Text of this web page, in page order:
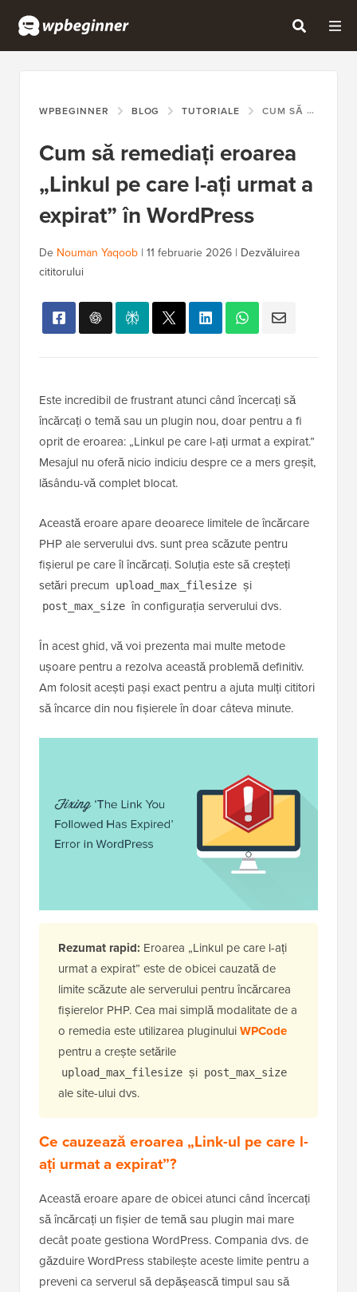
WPBEGINNER BLOG TUTORIALE CUM SĂ REMEDIAȚI EROAREA „LINKUL PE CARE L-AȚI URMAT A EXPIRAT” ÎN WORDPRESS
Cum să remediați eroarea
„Linkul pe care l-ați urmat a
expirat” în WordPress
De Nouman Yaqoob | 11 februarie 2026 | Dezvăluirea
cititorului
Este incredibil de frustrant atunci când încercați să
încărcați o temă sau un plugin nou, doar pentru a fi
oprit de eroarea: „Linkul pe care l-ați urmat a expirat.”
Mesajul nu oferă nicio indiciu despre ce a mers greșit,
lăsându-vă complet blocat.
Această eroare apare deoarece limitele de încărcare
PHP ale serverului dvs. sunt prea scăzute pentru
fișierul pe care îl încărcați. Soluția este să creșteți
setări precum
upload_max_filesize și
post_max_size în configurația serverului dvs.
În acest ghid, vă voi prezenta mai multe metode
ușoare pentru a rezolva această problemă definitiv.
Am folosit acești pași exact pentru a ajuta mulți cititori
să încarce din nou fișierele în doar câteva minute.
Rezumat rapid: Eroarea „Linkul pe care l-ați
urmat a expirat” este de obicei cauzată de
limite scăzute ale serverului pentru încărcarea
fișierelor PHP. Cea mai simplă modalitate de a
o remedia este utilizarea pluginuluiWPCode
pentru a crește setările
upload_max_filesize și post_max_size
ale site-ului dvs.
Ce cauzează eroarea „Link-ul pe care l-
ați urmat a expirat”?
Această eroare apare de obicei atunci când încercați
să încărcați un fișier de temă sau plugin mai mare
decât poate gestiona WordPress. Compania dvs. de
găzduire WordPress stabilește aceste limite pentru a
preveni ca serverul să depășească timpul sau să